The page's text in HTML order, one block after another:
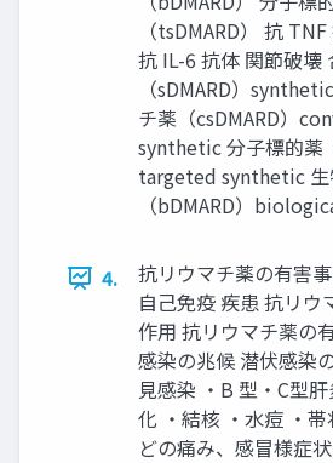
（tsDMARD） 抗
抗 IL-6 抗体 関節破壊
（sDMARD）
チ薬（csDMARD）
synthetic 分子標的薬
targeted synthetic 生
（bDMARD）
4.
抗リウマチ薬の有害
自己免疫 疾患 抗リウ
作用 抗リウマチ薬の
感染の兆候 潜伏感染
見感染 ・B 型・C型
化 ・結核 ・水痘 ・
どの痛み、感冒様症